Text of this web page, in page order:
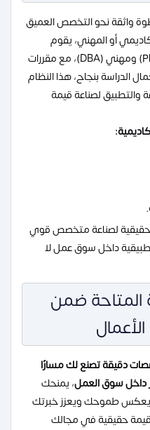
واثقة نحو التخصص العميق
أو المهني، يقوم
البرنامج على مسارين: أكاديمي (PhD) ومهني (DBA)، مع مقررات
الدراسة بنجاح، هذا النظام
والتطبيق لصناعة قيمة
حقيقية لصناعة متخصص قوي
داخل سوق عمل لا
المتاحة ضمن
دقيقة تصنع لك مسارًا
داخل سوق العمل، يمنحك
يعكس طموحك ويعزز خبرتك
حقيقية في مجالك